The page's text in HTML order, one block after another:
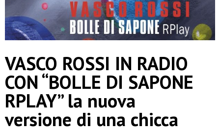
VASCO ROSSI IN RADIO
CON “BOLLE DI SAPONE
RPLAY” la nuova
versione di una chicca